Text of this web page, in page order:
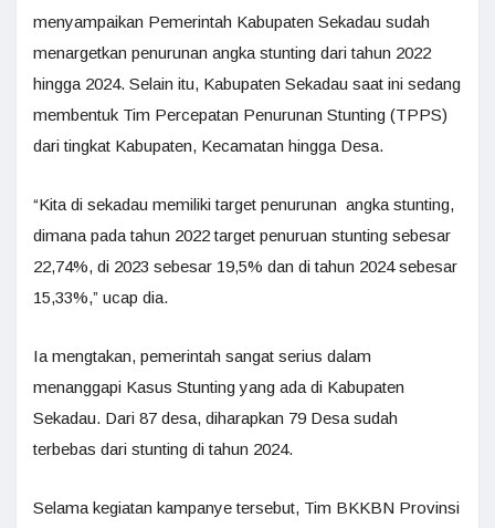
menyampaikan Pemerintah Kabupaten Sekadau sudah
menargetkan penurunan angka stunting dari tahun 2022
hingga 2024. Selain itu, Kabupaten Sekadau saat ini sedang
membentuk Tim Percepatan Penurunan Stunting (TPPS)
dari tingkat Kabupaten, Kecamatan hingga Desa.
“Kita di sekadau memiliki target penurunan angka stunting,
dimana pada tahun 2022 target penuruan stunting sebesar
22,74%, di 2023 sebesar 19,5% dan di tahun 2024 sebesar
15,33%,” ucap dia.
Ia mengtakan, pemerintah sangat serius dalam
menanggapi Kasus Stunting yang ada di Kabupaten
Sekadau. Dari 87 desa, diharapkan 79 Desa sudah
terbebas dari stunting di tahun 2024.
Selama kegiatan kampanye tersebut, Tim BKKBN Provinsi